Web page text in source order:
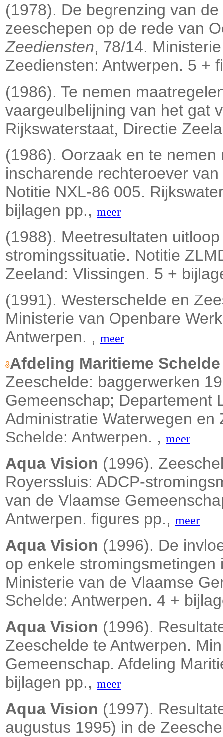
(1978). De begrenzing van
zeeschepen op de rede van
Zeediensten, 78/14.
Zeediensten: Antwerpen. 5 +
(1986). Te nemen
vaargeulbelijning van het gat
Rijkswaterstaat, Directie
(1986). Oorzaak en te
inscharende rechteroever
Notitie NXL-86 005.
bijlagen pp., meer
(1988). Meetresultaten
stromingssituatie. Notitie
Zeeland: Vlissingen. 5 +
(1991). Westerschelde en
Ministerie van Openbare
Antwerpen. , meer
Afdeling Maritieme Schelde
Zeeschelde: baggerwerken
Gemeenschap; Departement
Administratie Waterwegen en
Schelde: Antwerpen. , meer
Aqua Vision (1996).
Royerssluis: ADCP-
van de Vlaamse
Antwerpen. figures pp., meer
Aqua Vision (1996). De
op enkele
Ministerie van de Vlaamse
Schelde: Antwerpen. 4 +
Aqua Vision (1996).
Zeeschelde te Antwerpen.
Gemeenschap. Afdeling
bijlagen pp., meer
Aqua Vision (1997).
augustus 1995) in de